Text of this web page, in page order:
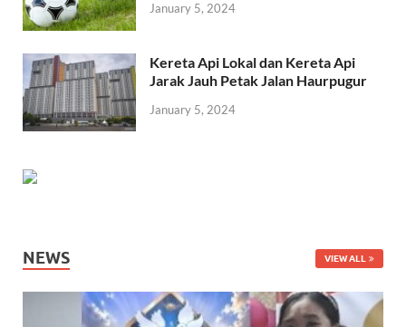
January 5, 2024
Kereta Api Lokal dan Kereta Api
Jarak Jauh Petak Jalan Haurpugur
January 5, 2024
NEWS VIEW ALL